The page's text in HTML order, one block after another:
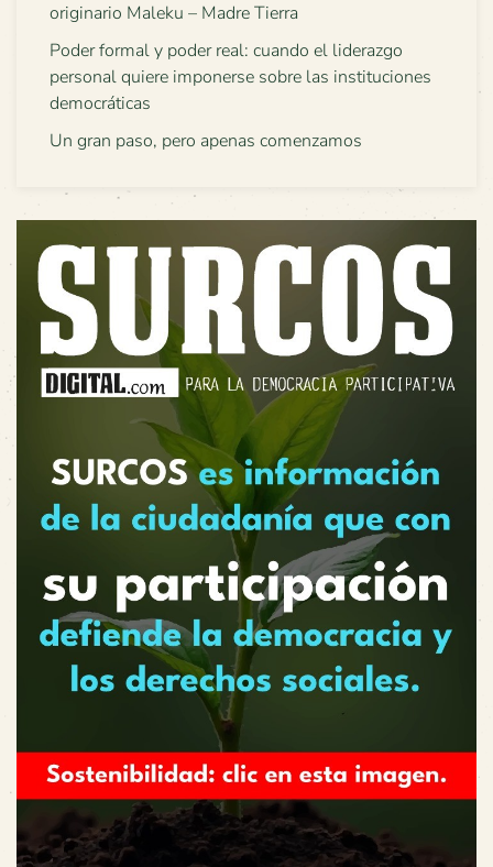
originario Maleku – Madre Tierra
Poder formal y poder real: cuando el liderazgo
personal quiere imponerse sobre las instituciones
democráticas
Un gran paso, pero apenas comenzamos